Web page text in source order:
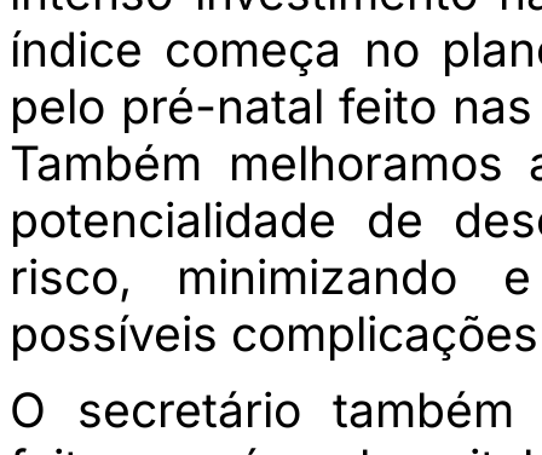
índice começa no
pelo pré-natal feito
Também
potencialidade de
risco, minimizando
possíveis
O secretário